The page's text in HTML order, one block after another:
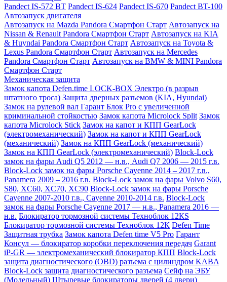
Pandect IS-572 BT Pandect IS-624 Pandect IS-670 Pandect BT-100
Автозапуск двигателя
Автозапуск на Mazda Pandora Смартфон Старт Автозапуск на
Nissan & Renault Pandora Смартфон Старт Автозапуск на KIA
& Huyndai Pandora Смартфон Старт Автозапуск на Toyota &
Lexus Pandora Смартфон Старт Автозапуск на Mercedes
Pandora Смартфон Старт Автозапуск на BMW & MINI Pandora
Смартфон Старт
Механическая защита
Замок капота Defen.time LOCK-BOX Электро (в разрыв
штатного троса) Защита дверных разъемов (KIA, Hyundai)
Замок на рулевой вал Гарант Блок Pro с увеличенной
криминальной стойкостью Замок капота Microlock Split Замок
капота Microlock Stick Замок на капот и КПП GearLock
(электромеханический) Замок на капот и КПП GearLock
(механический) Замок на КПП GearLock (механический)
Замок на КПП GearLock (электромеханический) Block-Lock
замок на фары Audi Q5 2012 — н.в., Audi Q7 2006 — 2015 г.в.
Block-Lock замок на фары Porsche Cayenne 2014 – 2017 г.в.,
Panamera 2009 – 2016 г.в. Block-Lock замок на фары Volvo S60,
S80, XC60, XC70, XC90 Block-Lock замок на фары Porsche
Cayenne 2007-2010 г.в., Cayenne 2010-2014 г.в. Block-Lock
замок на фары Porsche Cayenne 2017 — н.в., Panamera 2016 —
н.в. Блокиратор тормозной системы Техноблок 12КS
Блокиратор тормозной системы Техноблок 12К Defen Time
Защитная трубка Замок капота Defen time V5 Pro Гарант
Консул — блокиратор коробки переключения передач Garant
iP-GR — электромеханический блокиратор КПП Block-Lock
защита диагностического (OBD) разъема с цилиндром KABA
Block-Lock защита диагностического разъема Сейф на ЭБУ
(Модельный) Штыревые блокираторы дверей (4 двери)